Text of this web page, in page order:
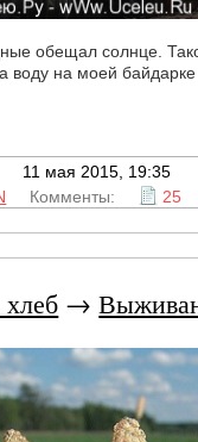
обещал солнце.
воду на моей
11 мая 2015, 19:35
Комменты: 25
→